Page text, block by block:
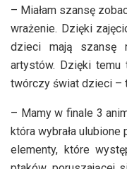
– Miałam szansę
wrażenie. Dzięki
dzieci mają szansę
artystów. Dzięki
twórczy świat dzieci –
– Mamy w finale 3
która wybrała
elementy, które